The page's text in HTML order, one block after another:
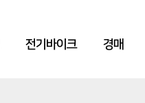
전기바이크 경매